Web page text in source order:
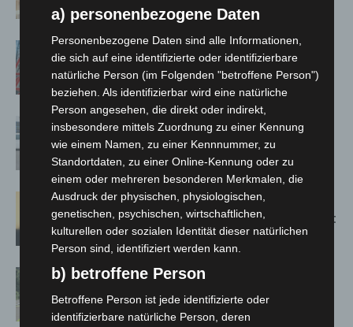
Jacques’ Wein-Depot Isernhagen
A2: Zweite Turbobaustelle startet
zwischen Hannover-West und
Bothfeld
Niedersachsen: Feuerwehrkräfte
kehren nach Waldbrandeinsatz aus
Spanien zurück
Hannover: Erste Tigermücken-
Population in Niedersachsen entdeckt
Brand im „Haus der Begegnung“ in
Neuwarmbüchen schnell eingedämmt
a) personenbezogene Daten
Personenbezogene Daten sind alle Informationen,
die sich auf eine identifizierte oder identifizierbare
natürliche Person (im Folgenden "betroffene Person")
beziehen. Als identifizierbar wird eine natürliche
Person angesehen, die direkt oder indirekt,
insbesondere mittels Zuordnung zu einer Kennung
wie einem Namen, zu einer Kennnummer, zu
Standortdaten, zu einer Online-Kennung oder zu
einem oder mehreren besonderen Merkmalen, die
Ausdruck der physischen, physiologischen,
genetischen, psychischen, wirtschaftlichen,
kulturellen oder sozialen Identität dieser natürlichen
Person sind, identifiziert werden kann.
b) betroffene Person
Betroffene Person ist jede identifizierte oder
identifizierbare natürliche Person, deren